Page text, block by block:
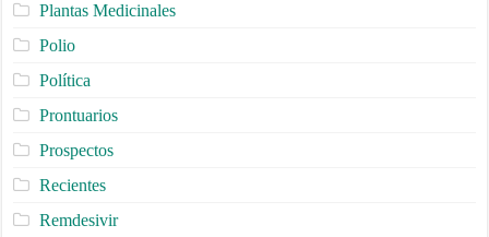
Plantas Medicinales
Polio
Política
Prontuarios
Prospectos
Recientes
Remdesivir